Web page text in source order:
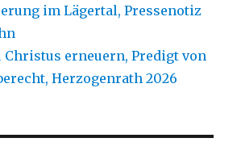
im Lägertal, Pressenotiz
Christus erneuern, Predigt von
Herzogenrath 2026